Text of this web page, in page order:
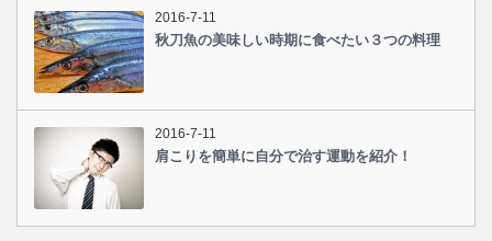
2016-7-11
秋刀魚の美味しい時期に食べたい３つの料理
2016-7-11
肩こりを簡単に自分で治す運動を紹介！